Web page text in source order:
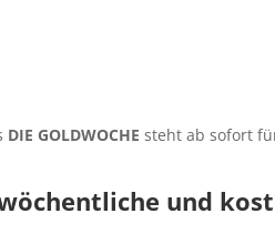
DIE GOLDWOCHE steht ab sofort
und